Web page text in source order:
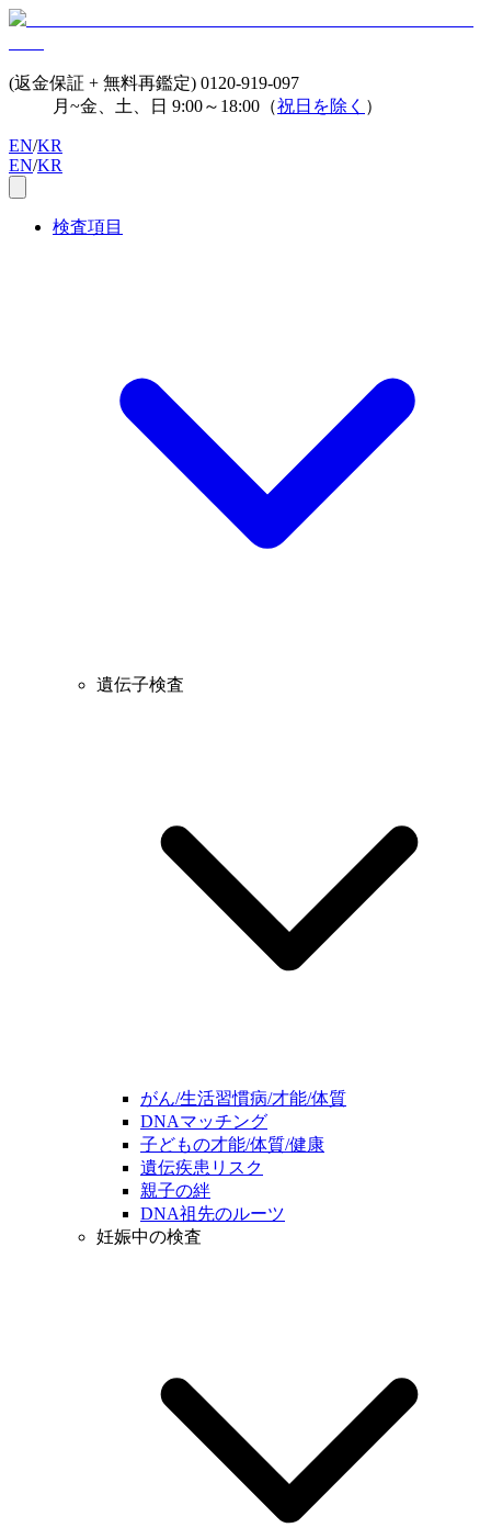
(返金保証 + 無料再鑑定) 0120-919-097
月~金、土、日 9:00～18:00（祝日を除く ）
EN/KR
EN/KR
検査項目
遺伝子検査
がん/生活習慣病/才能/体質
DNAマッチング
子どもの才能/体質/健康
遺伝疾患リスク
親子の絆
DNA祖先のルーツ
妊娠中の検査